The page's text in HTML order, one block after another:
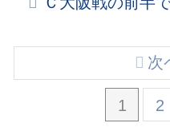
1 2
次